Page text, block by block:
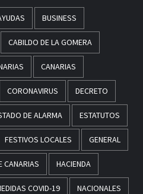
BUSINESS
CABILDO DE LA GOMERA
CANARIAS
CORONAVIRUS DECRETO
DE ALARMA ESTATUTOS
FESTIVOS LOCALES GENERAL
CANARIAS HACIENDA
COVID-19 NACIONALES